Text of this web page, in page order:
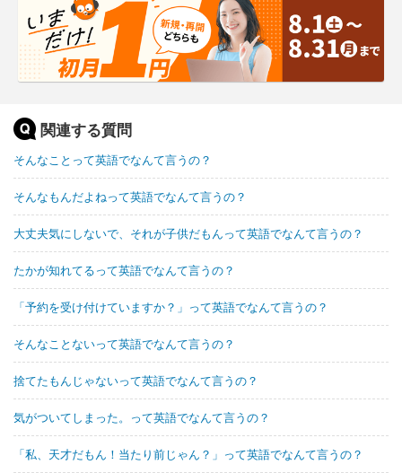
関連する質問
そんなことって英語でなんて言うの？
そんなもんだよねって英語でなんて言うの？
大丈夫気にしないで、それが子供だもんって英語でなんて言うの？
たかが知れてるって英語でなんて言うの？
「予約を受け付けていますか？」って英語でなんて言うの？
そんなことないって英語でなんて言うの？
捨てたもんじゃないって英語でなんて言うの？
気がついてしまった。って英語でなんて言うの？
「私、天才だもん！当たり前じゃん？」って英語でなんて言うの？